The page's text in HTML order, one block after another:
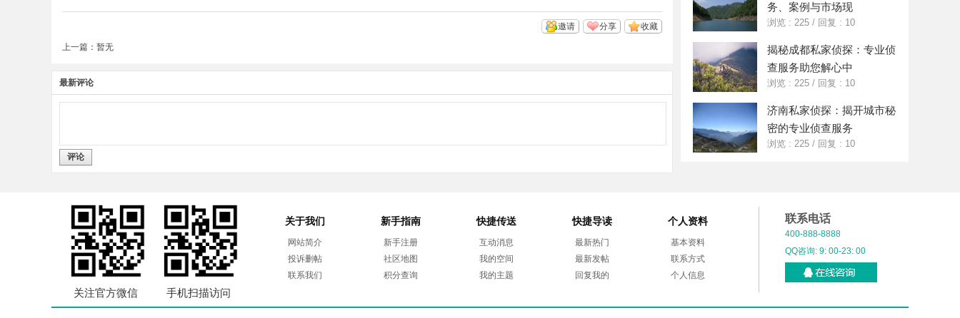
收藏
分享
邀请
上一篇：暂无
最新评论
评论
务、案例与市场现
浏览 : 225 / 回复 : 10
揭秘成都私家侦探：专业侦
查服务助您解心中
浏览 : 225 / 回复 : 10
济南私家侦探：揭开城市秘
密的专业侦查服务
浏览 : 225 / 回复 : 10
关注官方微信 手机扫描访问
关于我们
网站简介
投诉删帖
联系我们
新手指南
新手注册
社区地图
积分查询
快捷传送
互动消息
我的空间
我的主题
快捷导读
最新热门
最新发帖
回复我的
个人资料
基本资料
联系方式
个人信息
联系电话
400-888-8888
QQ咨询: 9: 00-23: 00